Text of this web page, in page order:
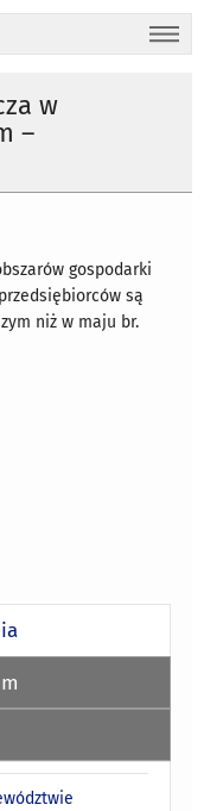
w
–
gospodarki
są
niż w maju br.